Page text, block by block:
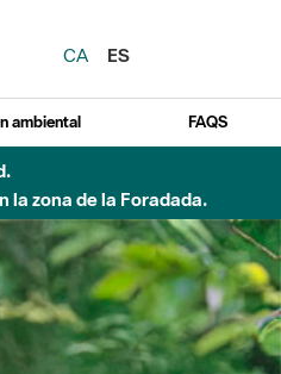
CA
ES
ambiental FAQS
la zona de la Foradada.